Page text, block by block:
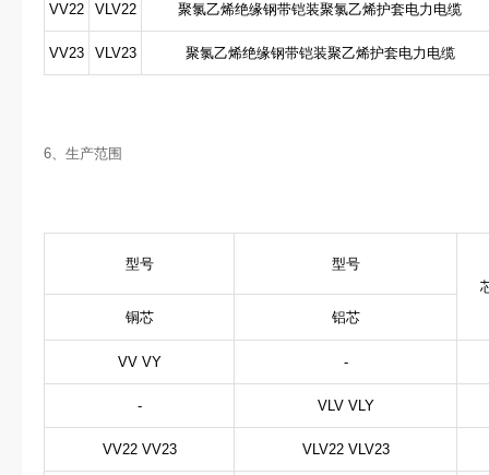
VV22 VLV22 聚氯乙烯绝缘钢带铠装聚氯乙烯护套电力电缆
VV23 VLV23 聚氯乙烯绝缘钢带铠装聚乙烯护套电力电缆
6、生产范围
型号
型号
铜芯
铝芯
VV VY -
- VLV VLY
VV22 VV23 VLV22 VLV23